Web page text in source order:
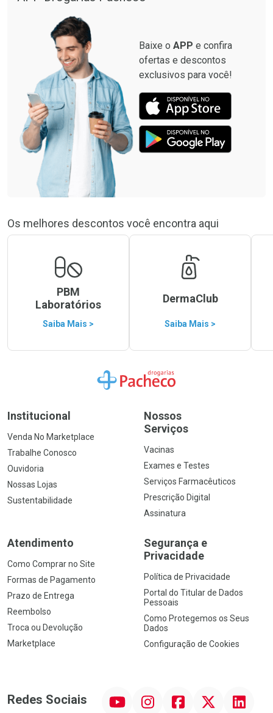
Baixe o APP e confira
ofertas e descontos
exclusivos para você!
Os melhores descontos você encontra aqui
PBM
Laboratórios
Saiba Mais >
DermaClub
Saiba Mais >
Ir para a Home
Institucional
Venda No Marketplace
Trabalhe Conosco
Ouvidoria
Nossas Lojas
Sustentabilidade
Nossos
Serviços
Vacinas
Exames e Testes
Serviços Farmacêuticos
Prescrição Digital
Assinatura
Atendimento
Como Comprar no Site
Formas de Pagamento
Prazo de Entrega
Reembolso
Troca ou Devolução
Marketplace
Segurança e
Privacidade
Política de Privacidade
Portal do Titular de Dados
Pessoais
Como Protegemos os Seus
Dados
Configuração de Cookies
Redes Sociais InstagramFacebook Linkedin